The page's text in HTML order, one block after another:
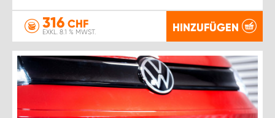
316 CHF
EXKL. 8.1 % MWST. HINZUFÜGEN